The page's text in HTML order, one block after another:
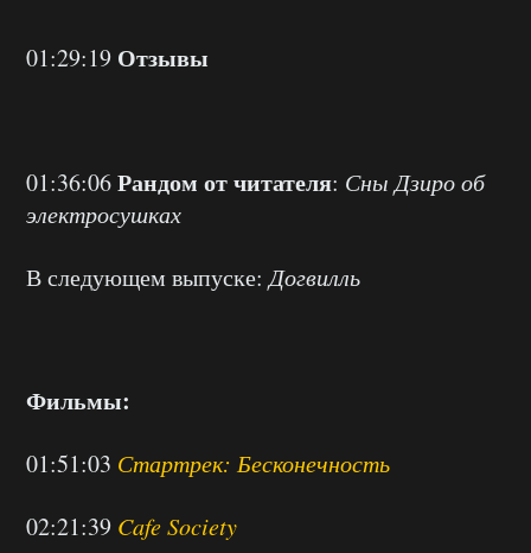
01:29:19 Отзывы
01:36:06Рандом от читателя: Сны Дзиро об
электросушках
В следующем выпуске:Догвилль
Фильмы:
01:51:03 Стартрек: Бесконечность
02:21:39 Cafe Society